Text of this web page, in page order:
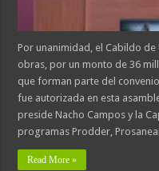
Por unanimidad, el Cabildo
obras, por un monto de 36
que forman parte del
fue autorizada en esta
preside Nacho Campos y la
programas Prodder,
Read More »